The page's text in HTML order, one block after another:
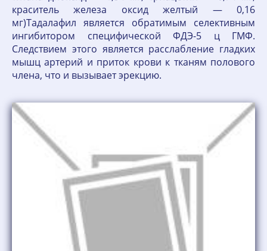
краситель железа оксид желтый — 0,16
мг)Тадалафил является обратимым селективным
ингибитором специфической ФДЭ-5 ц ГМФ.
Следствием этого является расслабление гладких
мышц артерий и приток крови к тканям полового
члена, что и вызывает эрекцию.